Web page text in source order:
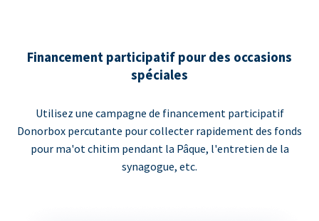
Financement participatif pour des occasions
spéciales
Utilisez une campagne de financement participatif
Donorbox percutante pour collecter rapidement des fonds
pour ma'ot chitim pendant la Pâque, l'entretien de la
synagogue, etc.